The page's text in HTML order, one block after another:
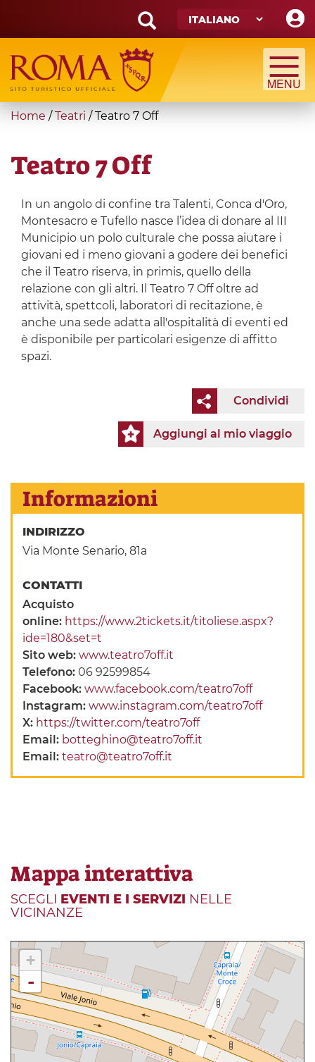
main
content
Search
form
Cerca
You
here
Home / Teatri /Teatro 7 Off
Teatro 7 Off
In un angolo di confine tra Talenti, Conca d'Oro,
Montesacro e Tufello nasce l’idea di donare al III
Municipio un polo culturale che possa aiutare i
giovani ed i meno giovani a godere dei benefici
che il Teatro riserva, in primis, quello della
relazione con gli altri. Il Teatro 7 Off oltre ad
attività, spettcoli, laboratori di recitazione, è
anche una sede adatta all'ospitalità di eventi ed
è disponibile per particolari esigenze di affitto
spazi.
Condividi
Aggiungi al mio viaggio
Informazioni
INDIRIZZO
Via Monte Senario, 81a
CONTATTI
Acquisto
online: https://www.2tickets.it/titoliese.aspx?
ide=180&set=t
Sito web:www.teatro7off.it
Telefono:06 92599854
Facebook:www.facebook.com/teatro7off
Instagram:www.instagram.com/teatro7off
X: https://twitter.com/teatro7off
Email: botteghino@teatro7off.it
Email:teatro@teatro7off.it
Mappa interattiva
SCEGLI EVENTI E I SERVIZI NELLE
VICINANZE
+
-